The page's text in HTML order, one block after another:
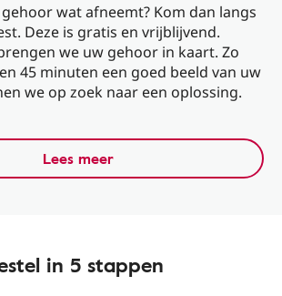
wat afneemt? Kom dan langs
Deze is gratis en vrijblijvend.
we uw gehoor in kaart. Zo
45 minuten een goed beeld van uw
we op zoek naar een oplossing.
Lees meer
in 5 stappen